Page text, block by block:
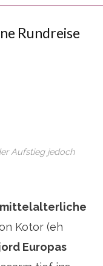
Rundreise
Aufstieg jedoch
mittelalterliche
Kotor (eh
Europas